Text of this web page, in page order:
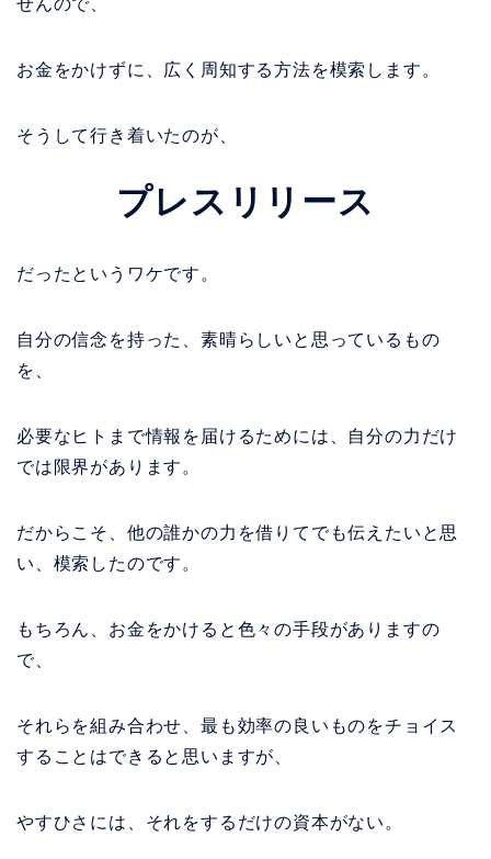
お金をかけずに、広く周知する方法を模索します。
そうして行き着いたのが、
プレスリリース
だったというワケです。
自分の信念を持った、素晴らしいと思っているもの
を、
必要なヒトまで情報を届けるためには、自分の力だけ
では限界があります。
だからこそ、他の誰かの力を借りてでも伝えたいと思
い、模索したのです。
もちろん、お金をかけると色々の手段がありますの
で、
それらを組み合わせ、最も効率の良いものをチョイス
することはできると思いますが、
やすひさには、それをするだけの資本がない。